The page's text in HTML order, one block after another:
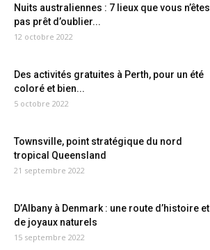
Nuits australiennes : 7 lieux que vous n’êtes
pas prêt d’oublier...
12 octobre 2022
Des activités gratuites à Perth, pour un été
coloré et bien...
5 octobre 2022
Townsville, point stratégique du nord
tropical Queensland
21 septembre 2022
D’Albany à Denmark : une route d’histoire et
de joyaux naturels
15 septembre 2022